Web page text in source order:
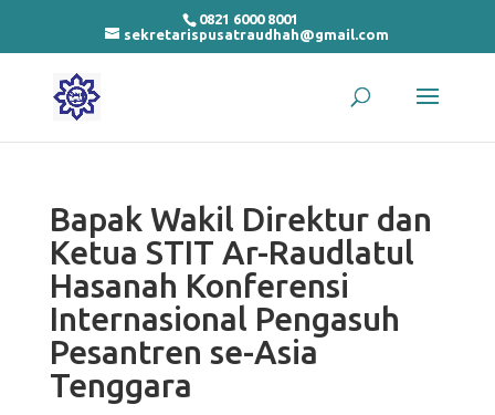
0821 6000 8001
sekretarispusatraudhah@gmail.com
Bapak Wakil Direktur dan
Ketua STIT Ar-Raudlatul
Hasanah Konferensi
Internasional Pengasuh
Pesantren se-Asia
Tenggara